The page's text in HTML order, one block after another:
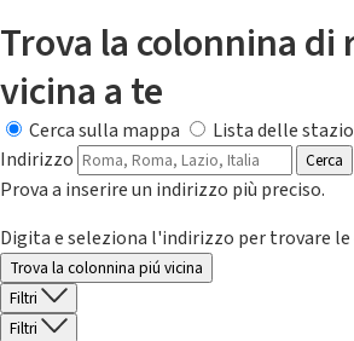
Trova la colonnina di
vicina a te
Cerca sulla mappa
Lista delle
Indirizzo
Cerca
Prova a inserire un indirizzo più preciso.
Digita e seleziona l'indirizzo per trovare
Trova la colonnina piú vicina
Filtri
Filtri